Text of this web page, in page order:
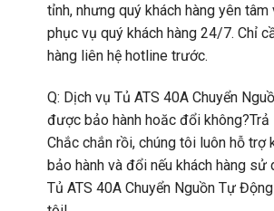
tỉnh, nhưng quý khách hàng yên
phục vụ quý khách hàng 24/7. Chỉ
hàng liên hệ hotline trước.
Q: Dịch vụ Tủ ATS 40A Chuyển
được bảo hành hoăc đổi không?Trả
Chắc chắn rồi, chúng tôi luôn hỗ trợ
bảo hành và đổi nếu khách hàng sử
Tủ ATS 40A Chuyển Nguồn Tự